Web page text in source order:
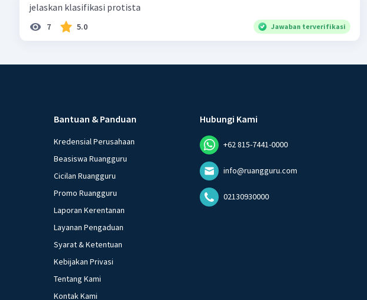
jelaskan klasifikasi protista
7 5.0 Jawaban terverifikasi
Bantuan & Panduan
Kredensial Perusahaan
Beasiswa Ruangguru
Cicilan Ruangguru
Promo Ruangguru
Laporan Kerentanan
Layanan Pengaduan
Syarat & Ketentuan
Kebijakan Privasi
Tentang Kami
Kontak Kami
Hubungi Kami
+62 815-7441-0000
info@ruangguru.com
02130930000